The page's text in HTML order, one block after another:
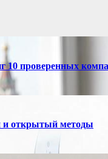
10 проверенных
и открытый методы